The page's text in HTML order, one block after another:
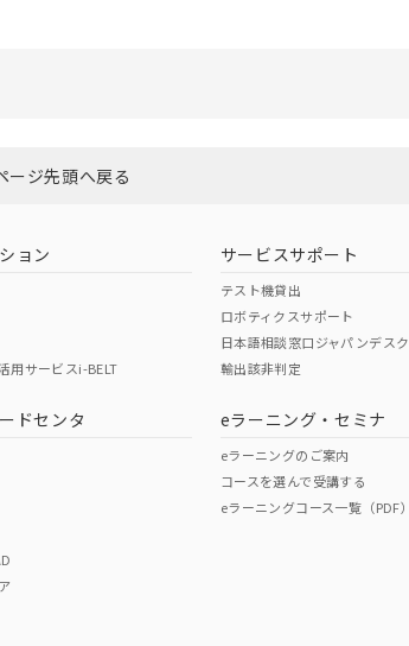
ージ先頭へ戻る
ョン
用サービスi-BELT
ドセンタ
サービスサポート
テスト機貸出
ロボティクスサポート
日本語相談窓口ジャパンデスク
輸出該非判定
eラーニング・セミナ
eラーニングのご案内
コースを選んで受講する
eラーニングコース一覧（PDF）